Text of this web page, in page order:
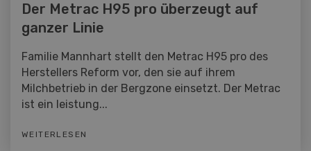
Der Metrac H95 pro überzeugt auf
ganzer Linie
Familie Mannhart stellt den Metrac H95 pro des
Herstellers Reform vor, den sie auf ihrem
Milchbetrieb in der Bergzone einsetzt. Der Metrac
ist ein leistung...
WEITERLESEN